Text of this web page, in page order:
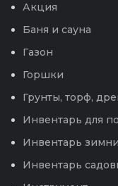
Акция
Баня и сауна
Газон
Горшки
Грунты, торф,
Инвентарь для
Инвентарь
Инвентарь